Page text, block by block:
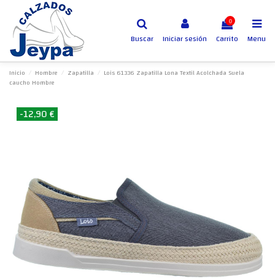
Buscar Iniciar sesión
0
Carrito Menu
Inicio Hombre Zapatilla
Lois 61336 Zapatilla Lona Textil Acolchada Suela
caucho Hombre
-12,90 €